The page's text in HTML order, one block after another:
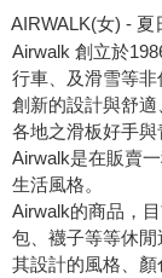
AIRWALK(女) -
Airwalk 創立於
行車、及滑雪等非
創新的設計與舒
各地之滑板好手與
Airwalk是在販賣
生活風格。
Airwalk的商品，
包、襪子等等休閒
其設計的風格、